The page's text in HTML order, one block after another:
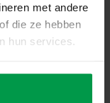
met andere
die ze hebben
hun services.